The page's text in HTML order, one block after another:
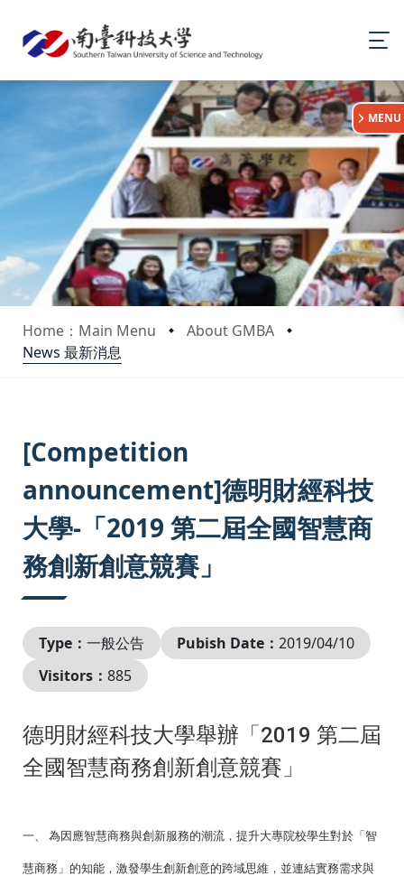
Home：Main Menu
About GMBA
News 最新消息
:::
MENU
[Competition
announcement]德明財經科技
大學-「2019 第二屆全國智慧商
務創新創意競賽」
Type： 一般公告 Pubish Date： 2019/04/10
Visitors： 885
德明財經科技大學舉辦「2019 第二屆
全國智慧商務創新創意競賽」
一、 為因應智慧商務與創新服務的潮流，提升大專院校學生對於「智
慧商務」的知能，激發學生創新創意的跨域思維，並連結實務需求與